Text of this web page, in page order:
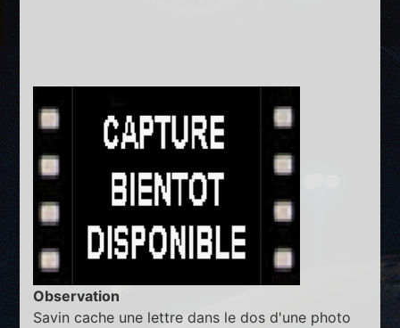
Observation
Savin cache une lettre dans le dos d'une photo